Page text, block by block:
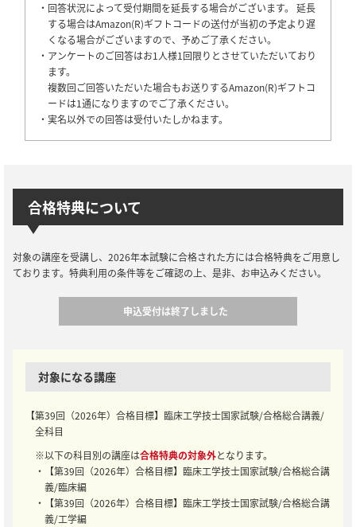
・回答状況によって受付期間を延長する場合がございます。 延長
する場合はAmazon(R)ギフトコードの送付が当初の予定より遅
くなる場合がございますので、予めご了承ください。
・アンケートのご回答はお1人様1回限りとさせていただいており
ます。
複数回ご回答いただいた場合もお送りするAmazon(R)ギフトコ
ードは1通になりますのでご了承ください。
・実名以外での回答は受付いたしかねます。
合格特典について
対象の講座を受講し、2026年本試験に合格された方には合格特典をご用意し
ております。特典利用の条件等をご確認の上、是非、お申込みください。
申込受付は終了しました
対象になる講座
【第39回（2026年）合格目標】臨床工学技士国家試験/合格総合講義/
全科目
※以下の科目別の講座は合格特典の対象外となります。
・【第39回（2026年）合格目標】臨床工学技士国家試験/合格総合講
義/臨床編
・【第39回（2026年）合格目標】臨床工学技士国家試験/合格総合講
義/工学編